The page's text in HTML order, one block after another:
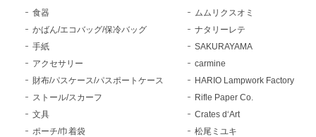
食器
かばん/エコバッグ/保冷バッグ
手紙
アクセサリー
財布/パスケース/パスポートケース
ストール/スカーフ
文具
ポーチ/巾着袋
ムムリクスオミ
ナタリーレテ
SAKURAYAMA
carmine
HARIO Lampwork Factory
Rifle Paper Co.
Crates d‘Art
松尾ミユキ